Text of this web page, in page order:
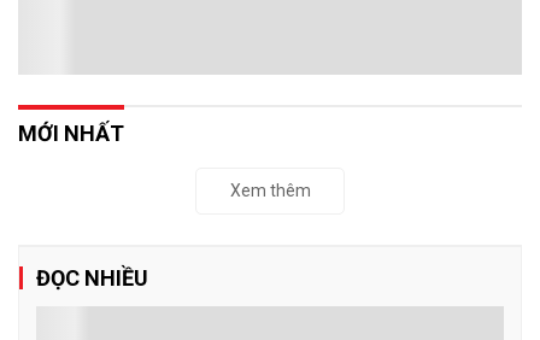
MỚI NHẤT
Xem thêm
ĐỌC NHIỀU